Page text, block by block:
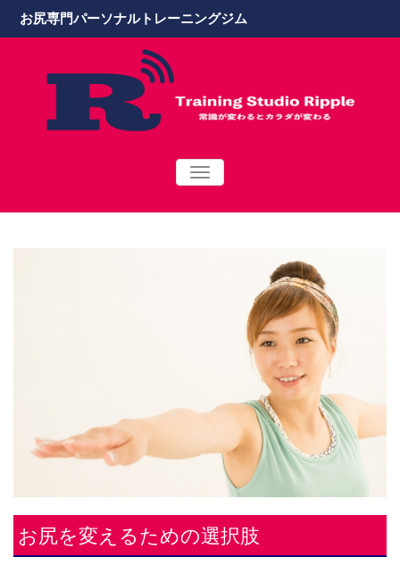
お尻専門パーソナルトレーニングジム
TOGGLE
NAVIGATION
お尻を変えるための選択肢